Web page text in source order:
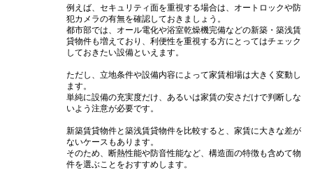
例えば、セキュリティ面を重視する場合は、オートロックや防
犯カメラの有無を確認しておきましょう。
都市部では、オール電化や浴室乾燥機完備などの新築・築浅賃
貸物件も増えており、利便性を重視する方にとってはチェック
しておきたい設備といえます。
ただし、立地条件や設備内容によって家賃相場は大きく変動し
ます。
単純に設備の充実度だけ、あるいは家賃の安さだけで判断しな
いよう注意が必要です。
新築賃貸物件と築浅賃貸物件を比較すると、家賃に大きな差が
ないケースもあります。
そのため、断熱性能や防音性能など、構造面の特徴も含めて物
件を選ぶことをおすすめします。